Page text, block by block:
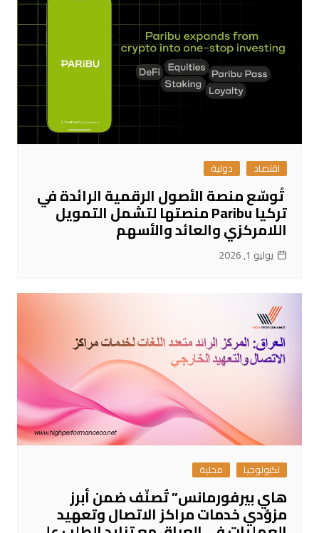
اقتصاد دولية
تُوسّع منصة الأصول الرقمية الرائدة في
تركيا Paribu منصتها لتشمل التمويل
اللامركزي والعائد والأسهم
يوليو 1, 2026
تكنولوجيا محلية
هاي بيرفورمانس” تُصنّف ضمن أبرز
مزوّدي خدمات مراكز الاتصال وتعهيد